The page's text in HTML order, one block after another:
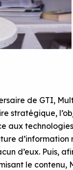
de GTI,
stratégique,
aux
d’information
d’eux. Puis,
le contenu,